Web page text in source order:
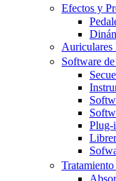
Efectos y
Auriculares
Software
Plug-